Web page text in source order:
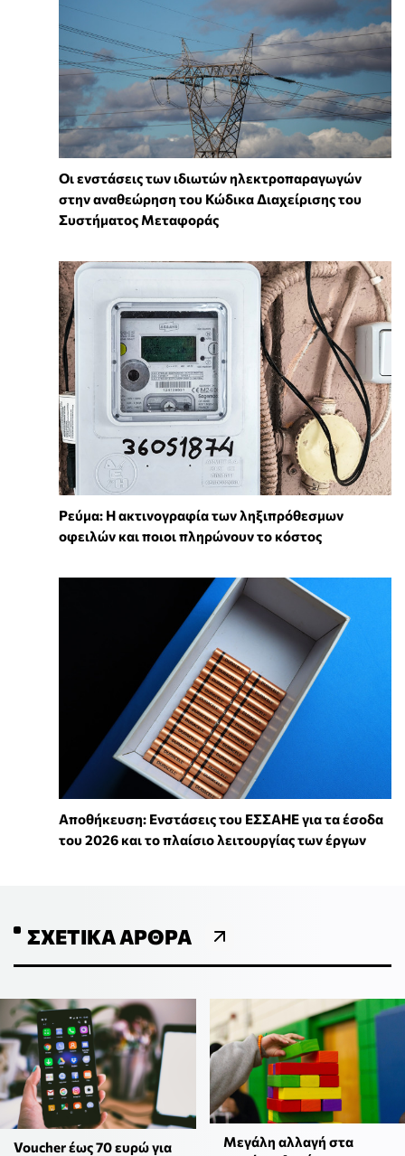
Οι ενστάσεις των ιδιωτών ηλεκτροπαραγωγών
στην αναθεώρηση του Κώδικα Διαχείρισης του
Συστήματος Μεταφοράς
Ρεύμα: Η ακτινογραφία των ληξιπρόθεσμων
οφειλών και ποιοι πληρώνουν το κόστος
Αποθήκευση: Ενστάσεις του ΕΣΣΑΗΕ για τα έσοδα
του 2026 και το πλαίσιο λειτουργίας των έργων
ΣΧΕΤΙΚΆ ΆΡΘΡΑ
Voucher έως 70 ευρώ για
Μεγάλη αλλαγή στα